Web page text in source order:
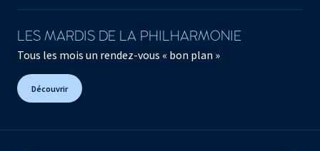
LES MARDIS DE LA PHILHARMONIE
Tous les mois un rendez-vous « bon plan »
Découvrir